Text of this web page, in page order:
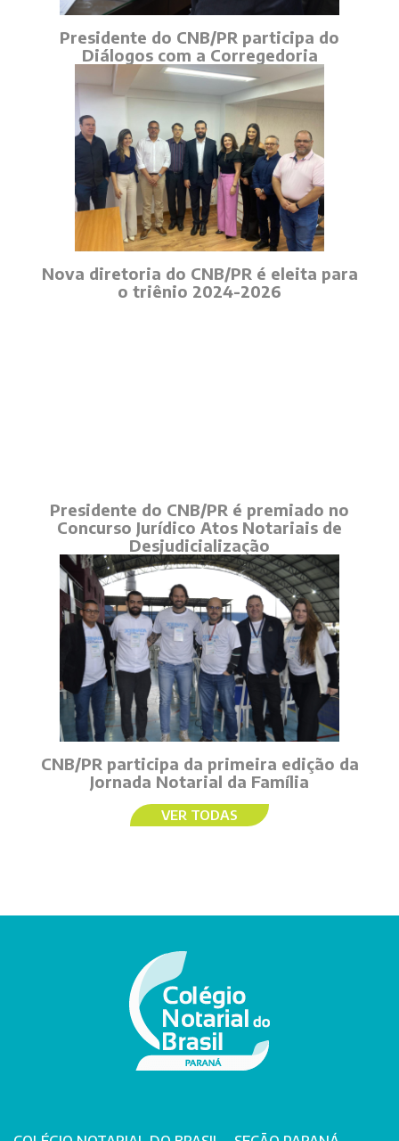
Presidente do CNB/PR participa do
Diálogos com a Corregedoria
Nova diretoria do CNB/PR é eleita para
o triênio 2024-2026
Presidente do CNB/PR é premiado no
Concurso Jurídico Atos Notariais de
Desjudicialização
CNB/PR participa da primeira edição da
Jornada Notarial da Família
VER TODAS